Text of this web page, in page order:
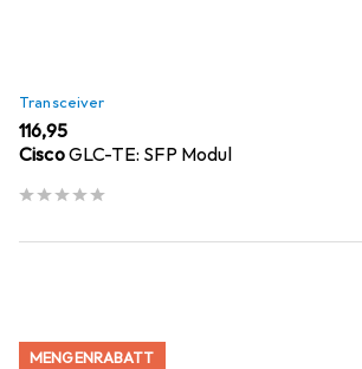
Transceiver
EUR
116,95
CiscoGLC-TE: SFP Modul
MENGENRABATT